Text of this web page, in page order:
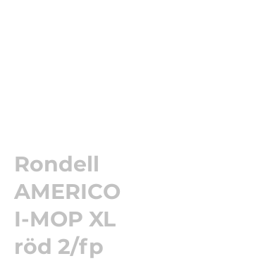
Rondell
AMERICO
I-MOP XL
röd 2/fp